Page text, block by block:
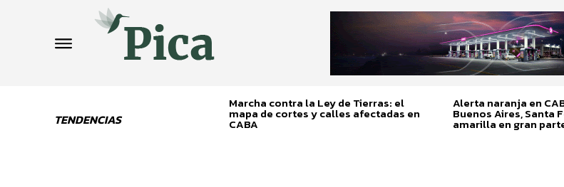
TENDENCIAS
Marcha contra la Ley de Tierras: el
mapa de cortes y calles afectadas en
CABA
Alerta naranja en
Buenos Aires, Santa
amarilla en gran